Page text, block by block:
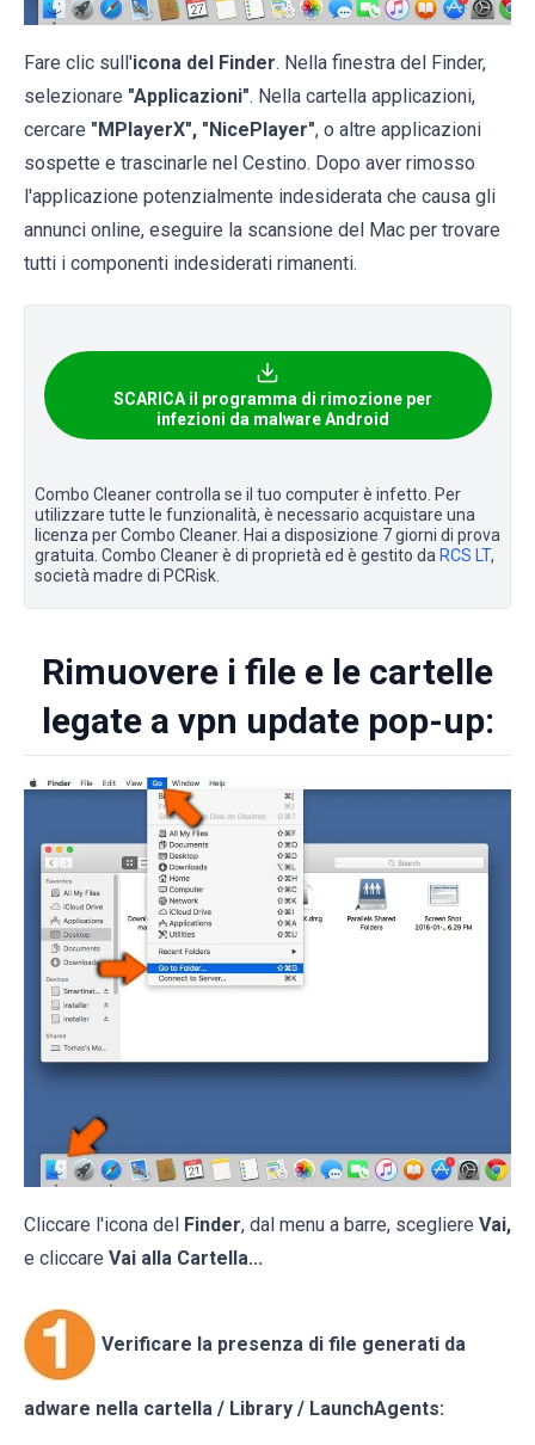
Fare clic sull'icona del Finder. Nella finestra del Finder,
selezionare "Applicazioni". Nella cartella applicazioni,
cercare "MPlayerX", "NicePlayer", o altre applicazioni
sospette e trascinarle nel Cestino. Dopo aver rimosso
l'applicazione potenzialmente indesiderata che causa gli
annunci online, eseguire la scansione del Mac per trovare
tutti i componenti indesiderati rimanenti.
SCARICA il programma di rimozione per
infezioni da malware Android
Combo Cleaner controlla se il tuo computer è infetto. Per
utilizzare tutte le funzionalità, è necessario acquistare una
licenza per Combo Cleaner. Hai a disposizione 7 giorni di prova
gratuita. Combo Cleaner è di proprietà ed è gestito da RCS LT,
società madre di PCRisk.
Rimuovere i file e le cartelle
legate a vpn update pop-up:
Cliccare l'icona del Finder, dal menu a barre, scegliere Vai,
e cliccare Vai alla Cartella...
Verificare la presenza di file generati da
adware nella cartella / Library / LaunchAgents: